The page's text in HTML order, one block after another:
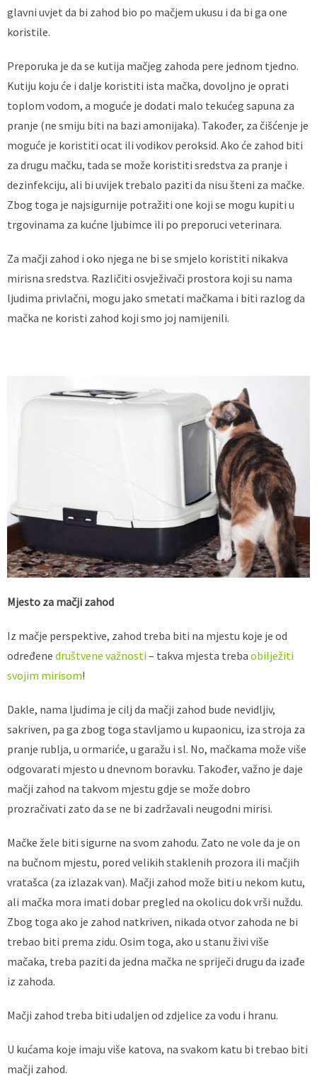
glavni uvjet da bi zahod bio po mačjem ukusu i da bi ga one
koristile.
Preporuka je da se kutija mačjeg zahoda pere jednom tjedno.
Kutiju koju će i dalje koristiti ista mačka, dovoljno je oprati
toplom vodom, a moguće je dodati malo tekućeg sapuna za
pranje (ne smiju biti na bazi amonijaka). Također, za čišćenje je
moguće je koristiti ocat ili vodikov peroksid. Ako će zahod biti
za drugu mačku, tada se može koristiti sredstva za pranje i
dezinfekciju, ali bi uvijek trebalo paziti da nisu šteni za mačke.
Zbog toga je najsigurnije potražiti one koji se mogu kupiti u
trgovinama za kućne ljubimce ili po preporuci veterinara.
Za mačji zahod i oko njega ne bi se smjelo koristiti nikakva
mirisna sredstva. Različiti osvježivači prostora koji su nama
ljudima privlačni, mogu jako smetati mačkama i biti razlog da
mačka ne koristi zahod koji smo joj namijenili.
Mjesto za mačji zahod
Iz mačje perspektive, zahod treba biti na mjestu koje je od
određene društvene važnosti– takva mjesta treba obilježiti
svojim mirisom!
Dakle, nama ljudima je cilj da mačji zahod bude nevidljiv,
sakriven, pa ga zbog toga stavljamo u kupaonicu, iza stroja za
pranje rublja, u ormariće, u garažu i sl. No, mačkama može više
odgovarati mjesto u dnevnom boravku. Također, važno je daje
mačji zahod na takvom mjestu gdje se može dobro
prozračivati zato da se ne bi zadržavali neugodni mirisi.
Mačke žele biti sigurne na svom zahodu. Zato ne vole da je on
na bučnom mjestu, pored velikih staklenih prozora ili mačjih
vratašca (za izlazak van). Mačji zahod može biti u nekom kutu,
ali mačka mora imati dobar pregled na okolicu dok vrši nuždu.
Zbog toga ako je zahod natkriven, nikada otvor zahoda ne bi
trebao biti prema zidu. Osim toga, ako u stanu živi više
mačaka, treba paziti da jedna mačka ne spriječi drugu da izađe
iz zahoda.
Mačji zahod treba biti udaljen od zdjelice za vodu i hranu.
U kućama koje imaju više katova, na svakom katu bi trebao biti
mačji zahod.